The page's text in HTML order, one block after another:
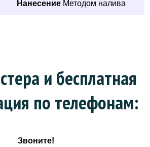
Нанесение Методом налива
и бесплатная
по телефонам:
Звоните!